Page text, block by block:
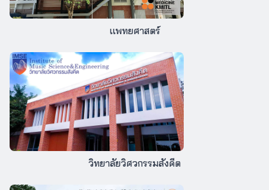
แพทยศาสตร์
วิทยาลัยวิศวกรรมสังคีต